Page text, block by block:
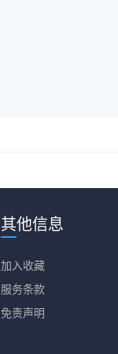
其他信息
加入收藏
服务条款
免责声明